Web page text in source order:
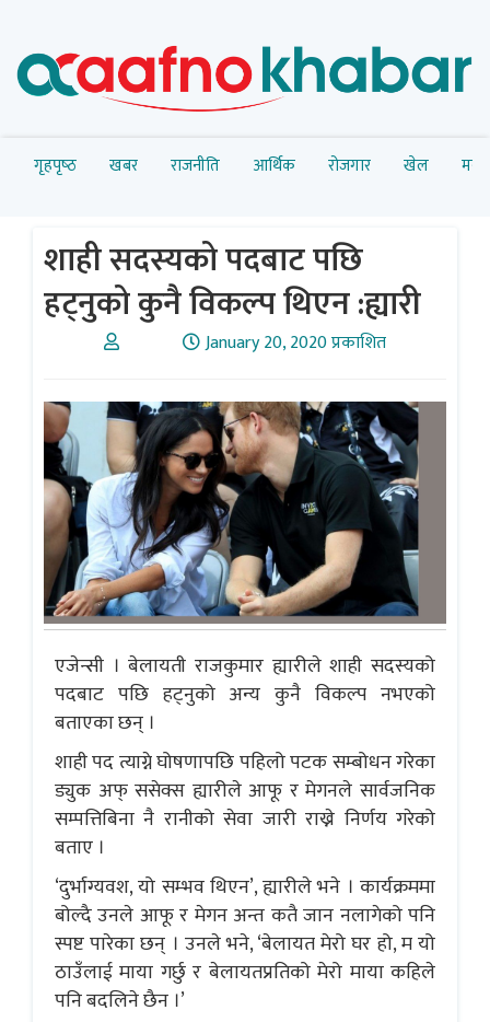
गृहपृष्‍ठ खबर राजनीति आर्थिक रोजगार खेल
शाही सदस्यको पदबाट पछि
हट्नुको कुनै विकल्प थिएन :ह्यारी
January 20, 2020 प्रकाशित
एजेन्सी । बेलायती राजकुमार ह्यारीले शाही सदस्यको
पदबाट पछि हट्नुको अन्य कुनै विकल्प नभएको
बताएका छन् ।
शाही पद त्याग्ने घोषणापछि पहिलो पटक सम्बोधन गरेका
ड्युक अफ् ससेक्स ह्यारीले आफू र मेगनले सार्वजनिक
सम्पत्तिबिना नै रानीको सेवा जारी राख्ने निर्णय गरेको
बताए ।
‘दुर्भाग्यवश, यो सम्भव थिएन’, ह्यारीले भने । कार्यक्रममा
बोल्दै उनले आफू र मेगन अन्त कतै जान नलागेको पनि
स्पष्ट पारेका छन् । उनले भने, ‘बेलायत मेरो घर हो, म यो
ठाउँलाई माया गर्छु र बेलायतप्रतिको मेरो माया कहिले
पनि बदलिने छैन ।’